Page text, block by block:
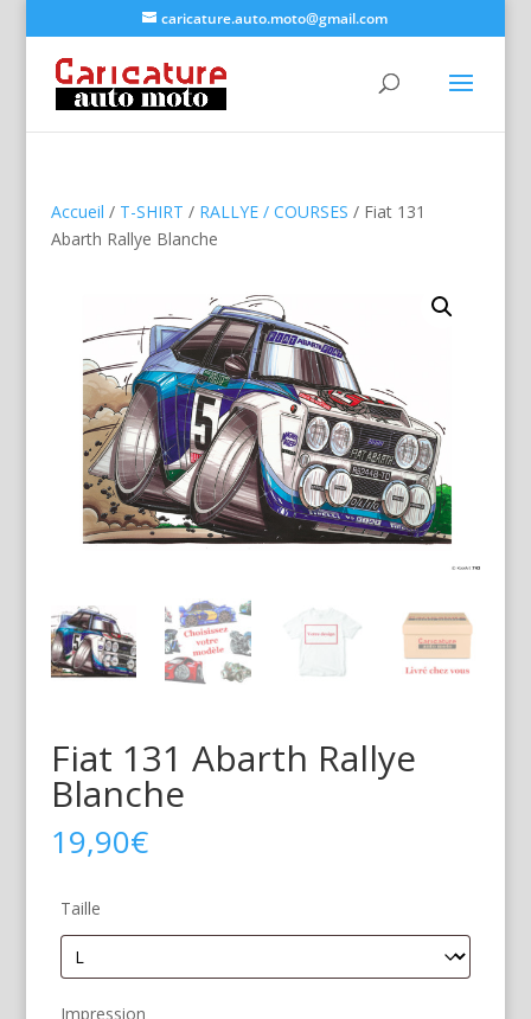
caricature.auto.moto@gmail.com
Accueil / T-SHIRT / RALLYE / COURSES / Fiat 131
Abarth Rallye Blanche
Fiat 131 Abarth Rallye
Blanche
19,90€
Taille
Impression